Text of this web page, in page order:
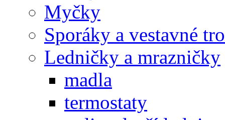
Myčky
Sporáky a vestavné
Ledničky a mrazničky
madla
termostaty